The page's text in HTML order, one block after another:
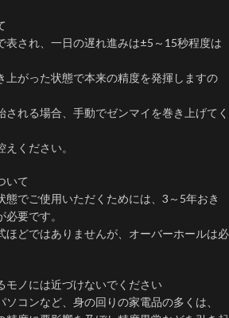
表され、一日の遅れ進みは±5～15秒程度は
上がった状態で本来の精度を発揮しますの
れる場合、手動でゼンマイを巻き上げてく
ください。
いて
態でご使用いただくためには、3～5年おき
要です。
ほどではありませんが、オーバーホールは必
モノには近づけないでください
コンなど、身の回りの家電品の多くは、